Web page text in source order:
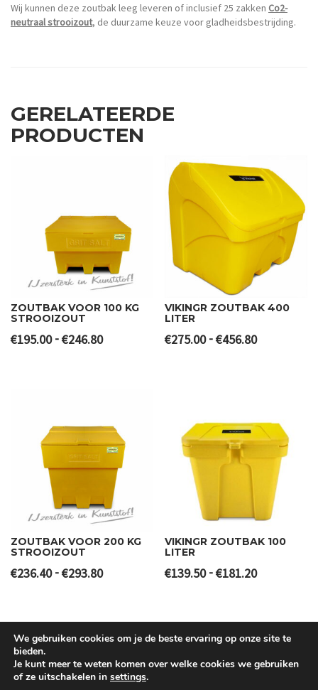
Wij kunnen deze zoutbak leeg leveren of inclusief 25 zakken Co2-
neutraal strooizout, de duurzame keuze voor gladheidsbestrijding.
GERELATEERDE
PRODUCTEN
ZOUTBAK VOOR 100 KG
STROOIZOUT
€195.00 -€246.80Prijsklasse:
VIKINGR ZOUTBAK 400
LITER
€275.00 -€456.80Prijsklasse:
ZOUTBAK VOOR 200 KG
STROOIZOUT
€236.40 -€293.80Prijsklasse:
€293.80
VIKINGR ZOUTBAK 100
LITER
€139.50 -€181.20Prijsklasse:
€181.20
©Barrera B.V.- All Right reserved.
We gebruiken cookies om je de beste ervaring op onze site te
bieden.
Je kunt meer te weten komen over welke cookies we gebruiken
of ze uitschakelen in settings.